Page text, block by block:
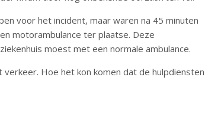
voor het incident, maar waren na 45 minuten
motorambulance ter plaatse. Deze
moest met een normale ambulance.
Hoe het kon komen dat de hulpdiensten